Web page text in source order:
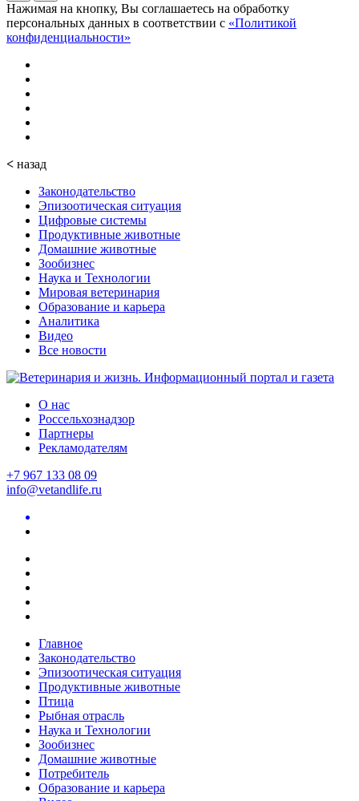
Нажимая на кнопку, Вы соглашаетесь на обработку
персональных данных в соответствии с «Политикой
конфиденциальности»
< назад
Законодательство
Эпизоотическая ситуация
Цифровые системы
Продуктивные животные
Домашние животные
Зообизнес
Наука и Технологии
Мировая ветеринария
Образование и карьера
Аналитика
Видео
Все новости
О нас
Россельхознадзор
Партнеры
Рекламодателям
+7 967 133 08 09
info@vetandlife.ru
Главное
Законодательство
Эпизоотическая ситуация
Продуктивные животные
Птица
Рыбная отрасль
Наука и Технологии
Зообизнес
Домашние животные
Потребитель
Образование и карьера